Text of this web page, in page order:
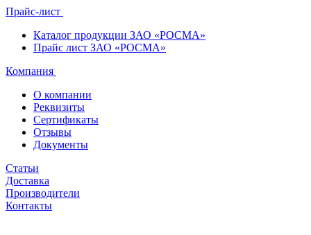
Прайс-лист
Каталог продукции ЗАО «РОСМА»
Прайс лист ЗАО «РОСМА»
Компания
О компании
Реквизиты
Сертификаты
Отзывы
Документы
Статьи
Доставка
Производители
Контакты